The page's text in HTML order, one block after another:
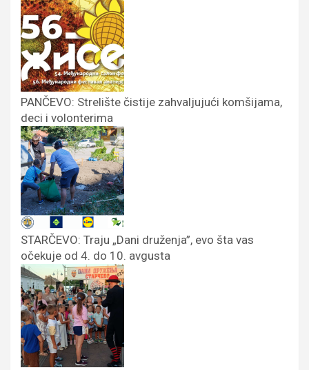
PANČEVO: Strelište čistije zahvaljujući komšijama,
deci i volonterima
STARČEVO: Traju „Dani druženja”, evo šta vas
očekuje od 4. do 10. avgusta